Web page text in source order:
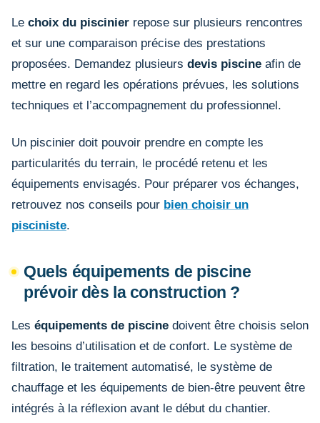
Le choix du piscinier repose sur plusieurs rencontres
et sur une comparaison précise des prestations
proposées. Demandez plusieurs devis piscine afin de
mettre en regard les opérations prévues, les solutions
techniques et l’accompagnement du professionnel.
Un piscinier doit pouvoir prendre en compte les
particularités du terrain, le procédé retenu et les
équipements envisagés. Pour préparer vos échanges,
retrouvez nos conseils pour bien choisir un
pisciniste.
Quels équipements de piscine
prévoir dès la construction ?
Les équipements de piscine doivent être choisis selon
les besoins d’utilisation et de confort. Le système de
filtration, le traitement automatisé, le système de
chauffage et les équipements de bien-être peuvent être
intégrés à la réflexion avant le début du chantier.